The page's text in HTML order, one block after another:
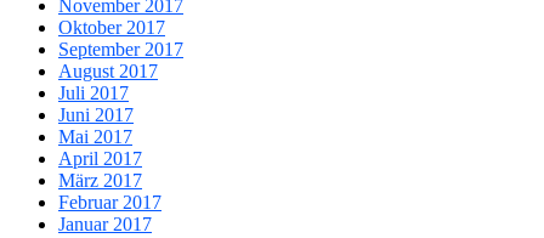
November 2017
Oktober 2017
September 2017
August 2017
Juli 2017
Juni 2017
Mai 2017
April 2017
März 2017
Februar 2017
Januar 2017